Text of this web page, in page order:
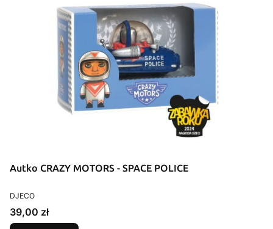
Autko CRAZY MOTORS - SPACE POLICE
PRODUCENT
DJECO
Cena
39,00 zł